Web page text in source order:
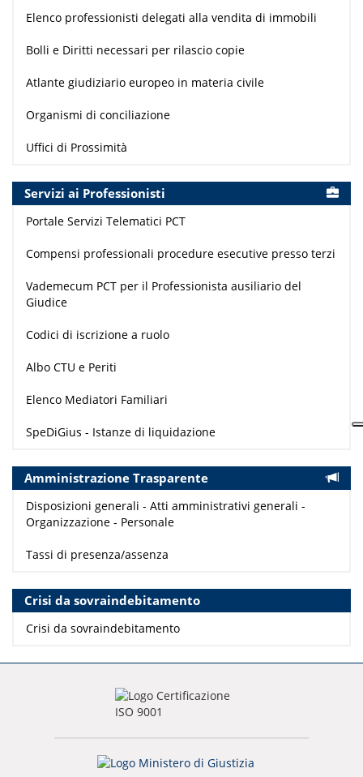
Elenco professionisti delegati alla vendita di immobili
Bolli e Diritti necessari per rilascio copie
Atlante giudiziario europeo in materia civile
Organismi di conciliazione
Uffici di Prossimità
Servizi ai Professionisti
Portale Servizi Telematici PCT
Compensi professionali procedure esecutive presso terzi
Vademecum PCT per il Professionista ausiliario del
Giudice
Codici di iscrizione a ruolo
Albo CTU e Periti
Elenco Mediatori Familiari
SpeDiGius - Istanze di liquidazione
Amministrazione Trasparente
Disposizioni generali - Atti amministrativi generali -
Organizzazione - Personale
Tassi di presenza/assenza
Crisi da sovraindebitamento
Crisi da sovraindebitamento